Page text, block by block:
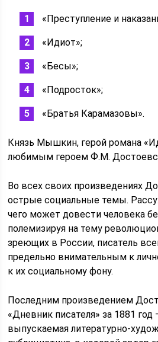
«Преступление и
«Идиот»;
«Бесы»;
«Подросток»;
«Братья Карамазовы».
Князь Мышкин, герой романа
любимым героем Ф.М.
Во всех своих произведениях
острые социальные темы.
чего может довести человека
полемизируя на тему
зреющих в России, писатель
предельно внимательным к
к их социальному фону.
Последним произведением
«Дневник писателя» за 1881
выпускаемая литературно-